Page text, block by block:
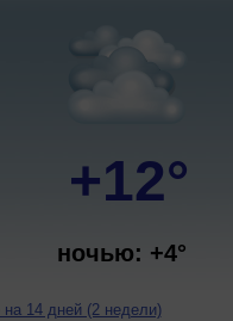
+12°
ночью: +4°
14 дней (2 недели)